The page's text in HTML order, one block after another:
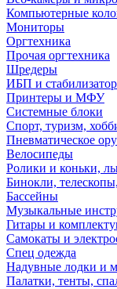
Компьютерные
Мониторы
Оргтехника
Прочая оргтехника
Шредеры
ИБП и
Принтеры и МФУ
Системные блоки
Спорт, туризм,
Пневматическое
Велосипеды
Ролики и коньки,
Бинокли,
Бассейны
Музыкальные
Гитары и
Самокаты и
Спец одежда
Надувные лодки и
Палатки, тенты,